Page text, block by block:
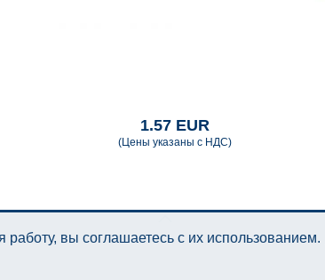
1.57 EUR
(Цены указаны с НДС)
вы соглашаетесь с их использованием.